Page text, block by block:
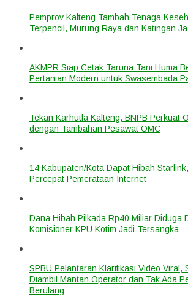
Pemprov Kalteng Tambah Tenaga
Terpencil, Murung Raya dan Katingan
AKMPR Siap Cetak Taruna Tani Huma
Pertanian Modern untuk Swasembada
Tekan Karhutla Kalteng, BNPB Perkuat
dengan Tambahan Pesawat OMC
14 Kabupaten/Kota Dapat Hibah
Percepat Pemerataan Internet
Dana Hibah Pilkada Rp40 Miliar Diduga
Komisioner KPU Kotim Jadi Tersangka
SPBU Pelantaran Klarifikasi Video Viral,
Diambil Mantan Operator dan Tak Ada
Berulang